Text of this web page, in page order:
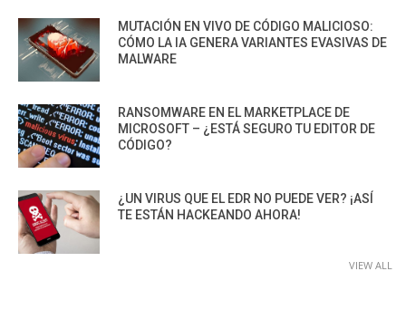
MUTACIÓN EN VIVO DE CÓDIGO MALICIOSO:
CÓMO LA IA GENERA VARIANTES EVASIVAS DE
MALWARE
RANSOMWARE EN EL MARKETPLACE DE
MICROSOFT – ¿ESTÁ SEGURO TU EDITOR DE
CÓDIGO?
¿UN VIRUS QUE EL EDR NO PUEDE VER? ¡ASÍ
TE ESTÁN HACKEANDO AHORA!
VIEW ALL